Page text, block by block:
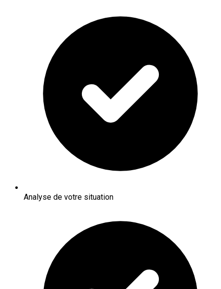
Analyse de votre situation